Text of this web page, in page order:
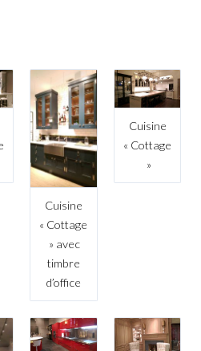
Cuisine
« Cottage
» avec
timbre
d’office
Cuisine
« Cottage
»